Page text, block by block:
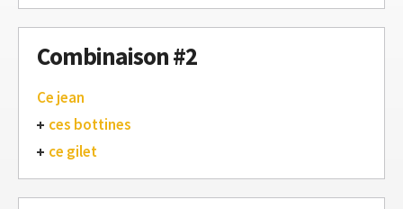
Combinaison #2
Ce jean
ces bottines
ce gilet